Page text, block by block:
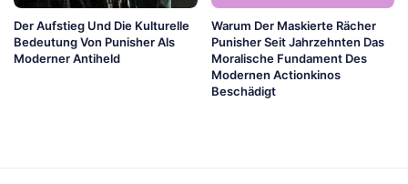
Der Aufstieg Und Die Kulturelle
Bedeutung Von Punisher Als
Moderner Antiheld
Warum Der Maskierte Rächer
Punisher Seit Jahrzehnten Das
Moralische Fundament Des
Modernen Actionkinos
Beschädigt